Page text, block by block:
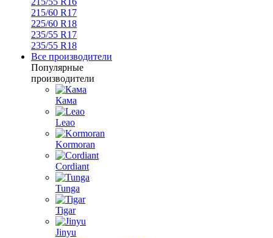
215/60 R17
225/60 R18
235/55 R17
235/55 R18
Все производители
Популярные
производители
Кама
Leao
Kormoran
Cordiant
Tunga
Tigar
Jinyu